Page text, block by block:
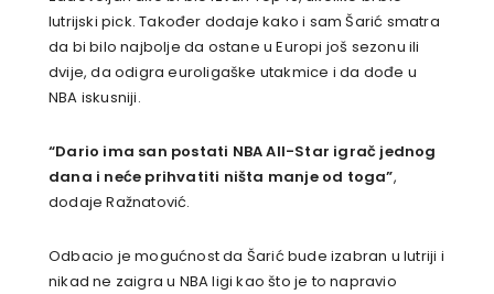
lutrijski pick. Također dodaje kako i sam Šarić smatra
da bi bilo najbolje da ostane u Europi još sezonu ili
dvije, da odigra euroligaške utakmice i da dođe u
NBA iskusniji.
“Dario ima san postati NBA All-Star igrač jednog
dana i neće prihvatiti ništa manje od toga”,
dodaje Ražnatović.
Odbacio je mogućnost da Šarić bude izabran u lutriji i
nikad ne zaigra u NBA ligi kao što je to napravio